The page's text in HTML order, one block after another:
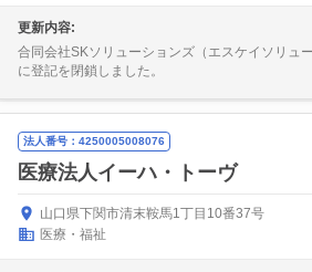
更新内容:
合同会社SKソリューションズ（エスケイソリュ
に登記を閉鎖しました。
法人番号：4250005008076
医療法人イーハ・トーヴ
山口県下関市清末鞍馬1丁目10番37号
医療・福祉